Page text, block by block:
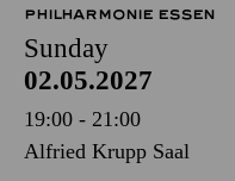
PHILHARMONIE ESSEN
Sunday
02.05.2027
19:00 - 21:00
Alfried Krupp Saal